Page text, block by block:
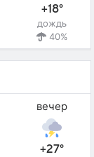
+18°
дождь
40%
вечер
+27°